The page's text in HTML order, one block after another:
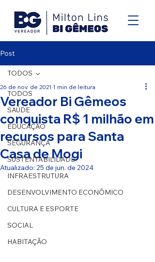
Post
TODOS
SAÚDE
EDUCAÇÃO
SEGURANÇA
SUSTENTABILIDADE
INFRAESTRUTURA
DESENVOLVIMENTO ECONÔMICO
CULTURA E ESPORTE
SOCIAL
HABITAÇÃO
TODOS
Vereador Bi Gêmeos
conquista R$ 1 milhão em
recursos para Santa
Casa de Mogi
26 de nov. de 2021 1 min de leitura
Atualizado: 25 de jun. de 2024